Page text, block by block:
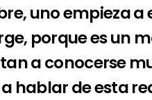
uno empieza
porque es un
a conocerse
hablar de esta